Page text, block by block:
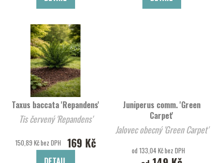
Taxus baccata 'Repandens'
Tis červený 'Repandens'
150,89 Kč bez DPH 169 Kč
Juniperus comm. 'Green
Carpet'
Jalovec obecný 'Green Carpet'
od 133,04 Kč bez DPH